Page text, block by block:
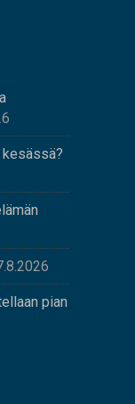
kesässä?
pian